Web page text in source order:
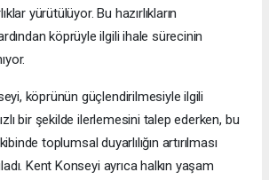
yürütülüyor. Bu hazırlıkların
köprüyle ilgili ihale sürecinin
köprünün güçlendirilmesiyle ilgili
bir şekilde ilerlemesini talep ederken, bu
toplumsal duyarlılığın artırılması
Kent Konseyi ayrıca halkın yaşam